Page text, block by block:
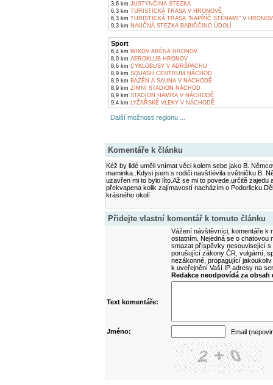
3,6 km JUSTYNČINA STEZKA
6,3 km TURISTICKÁ TRASA V HRONOVĚ
6,3 km TURISTICKÁ TRASA "NAPŘÍČ STĚNAMI" V
9,3 km NAUČNÁ STEZKA BABIČČINO ÚDOLÍ
Sport
6,4 km WIKOV ARÉNA HRONOV
8,0 km AEROKLUB HRONOV
8,6 km CYKLOBUSY V ADRŠPACHU
8,9 km SQUASH CENTRUM NÁCHOD
8,9 km BAZÉN A SAUNA V NÁCHODĚ
8,9 km ZIMNÍ STADION NÁCHOD
8,9 km STADION HAMRA V NÁCHODĚ
9,4 km LYŽAŘSKÉ VLEKY V NÁCHODĚ
Další možnosti regionu ...
Komentáře k článku
Kéž by lidé uměli vnímat věci kolem sebe jako B.
maminka..Kdysi jsem s rodiči navštíévila světničku B.
uzavřen mi to bylo líto.Až se mi to povede,určitě
překvapena kolik zajímavostí nacházím o
krásného okolí
Přidejte vlastní komentář k tomuto článku
Vážení návštěvníci, komentáře k
ostatním. Nejedná se o
smazat příspěvky nesouvisející
porušující zákony ČR, vulgární,
nezákonné, propagující
k uveřejnění Vaší IP adresy na
Redakce neodpovídá za
Text komentáře:
Jméno: Email